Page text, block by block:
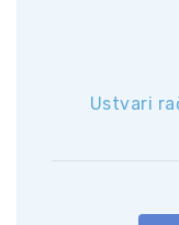
Ustvari